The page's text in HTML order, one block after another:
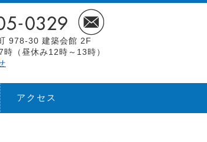
978-30 建築会館 2F
（昼休み12時～13時）
アクセス